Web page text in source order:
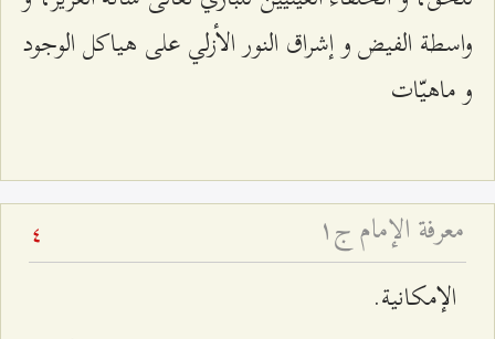
واسطة الفيض و إشراق النور الأزلي على هياكل الوجود
و ماهيّات‌
معرفة الإمام ج۱ 4
الإمكانية.